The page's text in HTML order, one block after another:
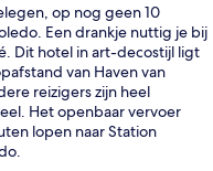
op nog geen 10
Een drankje nuttig je bij
Dit hotel in art-decostijl ligt
van Haven van
reizigers zijn heel
Het openbaar vervoer
lopen naar Station